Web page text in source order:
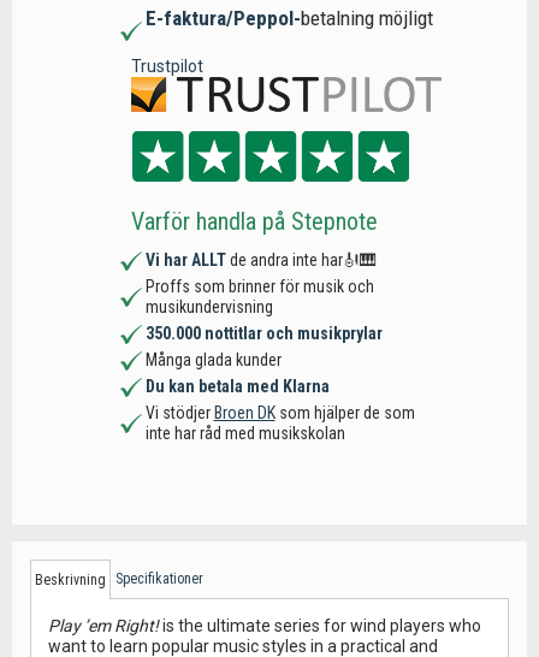
E-faktura/Peppol-betalning möjligt
Trustpilot
Varför handla på Stepnote
Vi har ALLTde andra inte har🎻🎹
Proffs som brinner för musik och
musikundervisning
350.000 nottitlar och musikprylar
Många glada kunder
Du kan betala med Klarna
Vi stödjer Broen DKsom hjälper de som
inte har råd med musikskolan
Beskrivning Specifikationer
Play ’em Right!is the ultimate series for wind players who
want to learn popular music styles in a practical and